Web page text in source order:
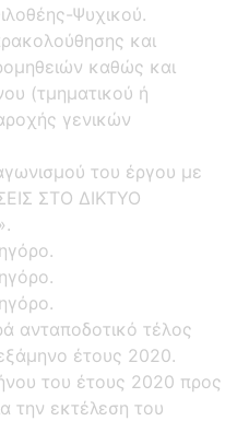
Ψυχικού.
και
καθώς και
(τμηματικού ή
γενικών
του έργου με
ΣΤΟ ΔΙΚΤΥΟ
ανταποδοτικό τέλος
έτους 2020.
του έτους 2020 προς
την εκτέλεση του